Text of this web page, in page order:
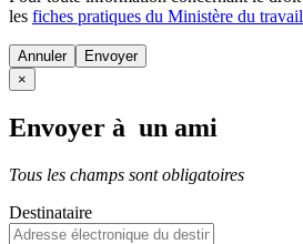
les fiches pratiques du Ministère du travail
Annuler
×
Envoyer à un ami
Tous les champs sont obligatoires
Destinataire